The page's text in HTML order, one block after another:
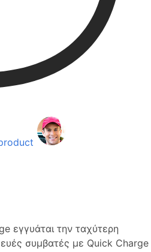
εγγυάται την ταχύτερη
συμβατές με Quick Charge